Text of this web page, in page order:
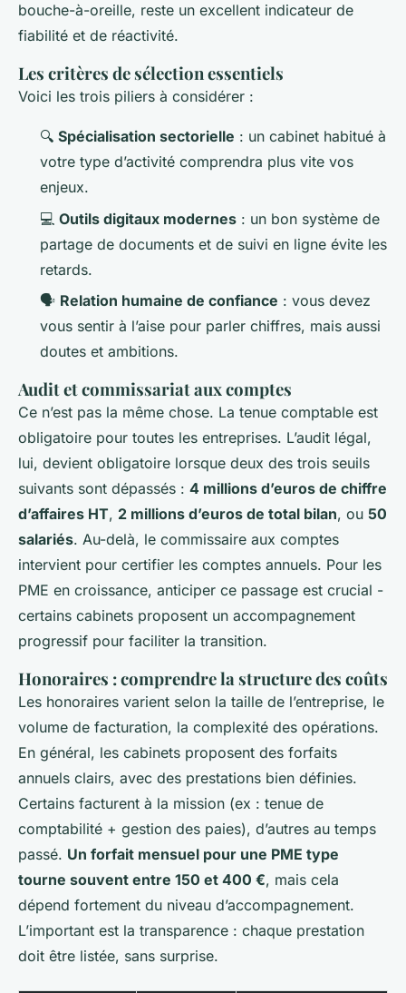
bouche-à-oreille, reste un excellent indicateur de
fiabilité et de réactivité.
Les critères de sélection essentiels
Voici les trois piliers à considérer :
🔍 Spécialisation sectorielle : un cabinet habitué à
votre type d’activité comprendra plus vite vos
enjeux.
💻 Outils digitaux modernes : un bon système de
partage de documents et de suivi en ligne évite les
retards.
🗣️ Relation humaine de confiance : vous devez
vous sentir à l’aise pour parler chiffres, mais aussi
doutes et ambitions.
Audit et commissariat aux comptes
Ce n’est pas la même chose. La tenue comptable est
obligatoire pour toutes les entreprises. L’audit légal,
lui, devient obligatoire lorsque deux des trois seuils
suivants sont dépassés : 4 millions d’euros de chiffre
d’affaires HT, 2 millions d’euros de total bilan, ou 50
salariés. Au-delà, le commissaire aux comptes
intervient pour certifier les comptes annuels. Pour les
PME en croissance, anticiper ce passage est crucial -
certains cabinets proposent un accompagnement
progressif pour faciliter la transition.
Honoraires : comprendre la structure des coûts
Les honoraires varient selon la taille de l’entreprise, le
volume de facturation, la complexité des opérations.
En général, les cabinets proposent des forfaits
annuels clairs, avec des prestations bien définies.
Certains facturent à la mission (ex : tenue de
comptabilité + gestion des paies), d’autres au temps
passé. Un forfait mensuel pour une PME type
tourne souvent entre 150 et 400 €, mais cela
dépend fortement du niveau d’accompagnement.
L’important est la transparence : chaque prestation
doit être listée, sans surprise.